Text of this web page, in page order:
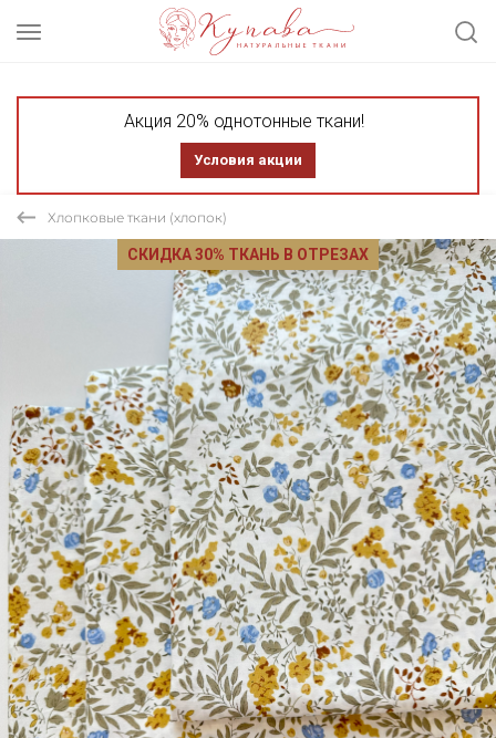
Акция 20% однотонные ткани!
Условия акции
Хлопковые ткани (хлопок)
СКИДКА 30% ТКАНЬ В ОТРЕЗАХ